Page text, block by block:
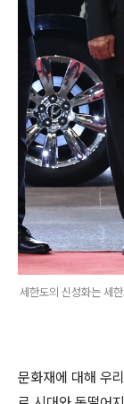
세한도의 신성화는 세
문화재에 대해 우